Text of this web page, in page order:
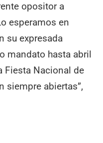
opositor a
esperamos en
su expresada
mandato hasta abril
Fiesta Nacional de
siempre abiertas”,